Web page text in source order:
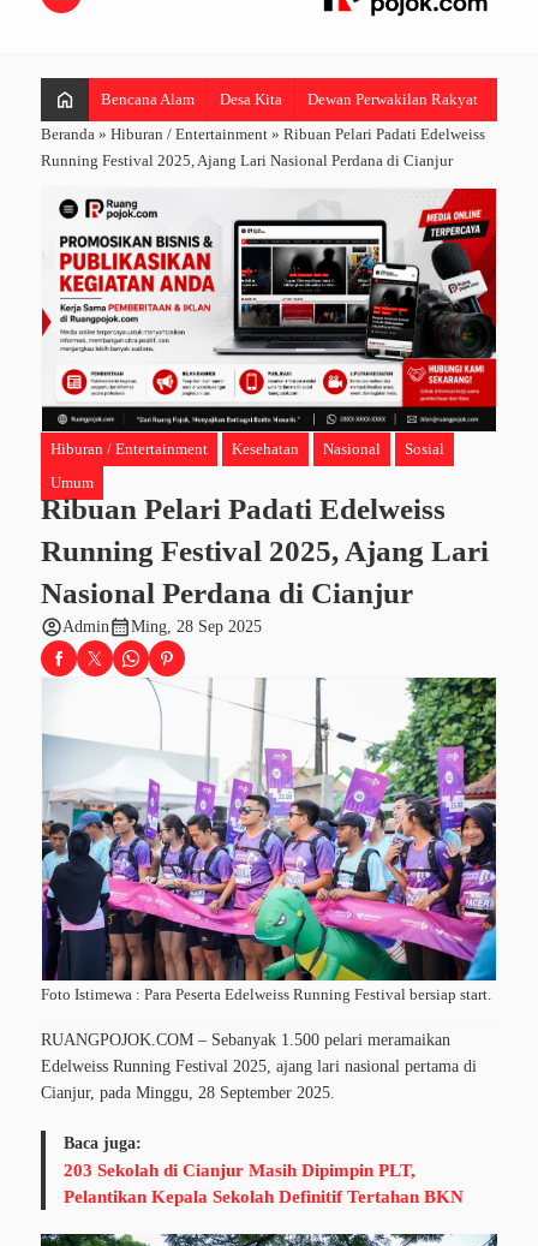
home Bencana Alam Desa Kita Dewan Perwakilan Rakyat
Beranda » Hiburan / Entertainment » Ribuan Pelari Padati Edelweiss
Running Festival 2025, Ajang Lari Nasional Perdana di Cianjur
Hiburan / Entertainment Kesehatan Nasional
Sosial
Umum
Ribuan Pelari Padati Edelweiss
Running Festival 2025, Ajang Lari
Nasional Perdana di Cianjur
account_circleAdmin calendar_monthMing, 28 Sep 2025
Foto Istimewa : Para Peserta Edelweiss Running Festival bersiap start.
RUANGPOJOK.COM – Sebanyak 1.500 pelari meramaikan
Edelweiss Running Festival 2025, ajang lari nasional pertama di
Cianjur, pada Minggu, 28 September 2025.
Baca juga:
203 Sekolah di Cianjur Masih Dipimpin PLT,
Pelantikan Kepala Sekolah Definitif Tertahan BKN